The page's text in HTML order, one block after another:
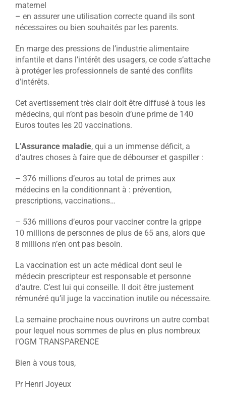
maternel
– en assurer une utilisation correcte quand ils sont
nécessaires ou bien souhaités par les parents.
En marge des pressions de l’industrie alimentaire
infantile et dans l’intérêt des usagers, ce code s’attache
à protéger les professionnels de santé des conflits
d’intérêts.
Cet avertissement très clair doit être diffusé à tous les
médecins, qui n’ont pas besoin d’une prime de 140
Euros toutes les 20 vaccinations.
L’Assurance maladie, qui a un immense déficit, a
d’autres choses à faire que de débourser et gaspiller :
– 376 millions d’euros au total de primes aux
médecins en la conditionnant à : prévention,
prescriptions, vaccinations…
– 536 millions d’euros pour vacciner contre la grippe
10 millions de personnes de plus de 65 ans, alors que
8 millions n’en ont pas besoin.
La vaccination est un acte médical dont seul le
médecin prescripteur est responsable et personne
d’autre. C’est lui qui conseille. Il doit être justement
rémunéré qu’il juge la vaccination inutile ou nécessaire.
La semaine prochaine nous ouvrirons un autre combat
pour lequel nous sommes de plus en plus nombreux
l’OGM TRANSPARENCE
Bien à vous tous,
Pr Henri Joyeux